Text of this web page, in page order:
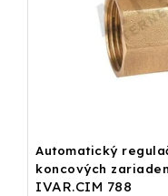
Automatický
koncových
IVAR.CIM 788